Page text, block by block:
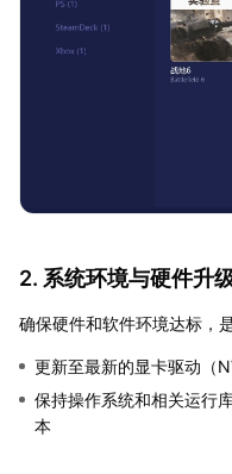
2. 系统环境与硬件升
确保硬件和软件环境达标，
更新至最新的显卡驱动（
保持操作系统和相关运行
本